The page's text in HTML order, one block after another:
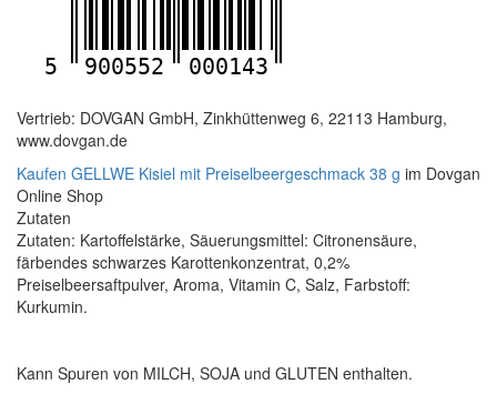
5 900552 000143
Vertrieb: DOVGAN GmbH, Zinkhüttenweg 6, 22113 Hamburg,
www.dovgan.de
Kaufen GELLWE Kisiel mit Preiselbeergeschmack 38 g im Dovgan
Online Shop
Zutaten
Zutaten: Kartoffelstärke, Säuerungsmittel: Citronensäure,
färbendes schwarzes Karottenkonzentrat, 0,2%
Preiselbeersaftpulver, Aroma, Vitamin C, Salz, Farbstoff:
Kurkumin.
Kann Spuren von MILCH, SOJA und GLUTEN enthalten.